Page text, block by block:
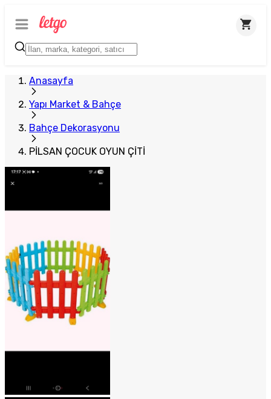
Anasayfa
Yapı Market & Bahçe
Bahçe Dekorasyonu
PİLSAN ÇOCUK OYUN ÇİTİ